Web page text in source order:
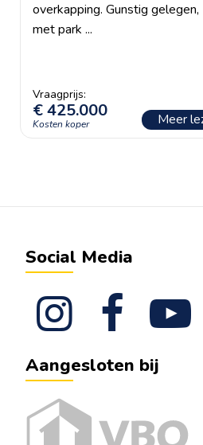
€425.000 Meer
overkapping. Gunstig gelegen,
met park ...
Social Media
Aangesloten bij